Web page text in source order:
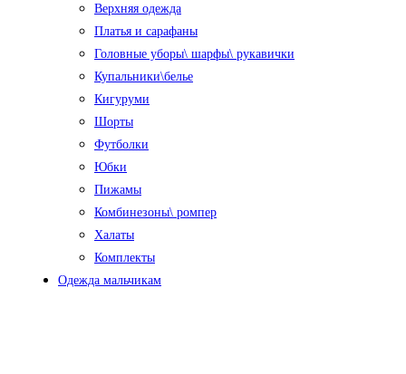
Верхняя одежда
Платья и сарафаны
Головные уборы\ шарфы\ рукавички
Купальники\белье
Кигуруми
Шорты
Футболки
Юбки
Пижамы
Комбинезоны\ ромпер
Халаты
Комплекты
Одежда мальчикам